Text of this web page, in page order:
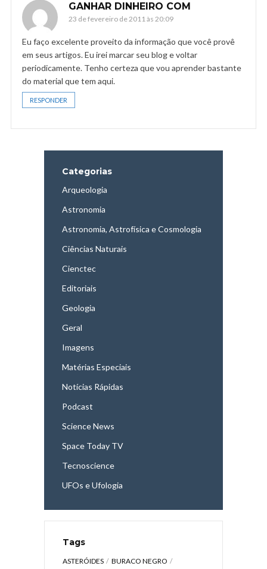
GANHAR DINHEIRO COM
23 de fevereiro de 2011 às 20:09
Eu faço excelente proveito da informação que você provê
em seus artigos. Eu irei marcar seu blog e voltar
periodicamente. Tenho certeza que vou aprender bastante
do material que tem aqui.
RESPONDER
Categorias
Arqueologia
Astronomia
Astronomia, Astrofísica e Cosmologia
Ciências Naturais
Cienctec
Editoriais
Geologia
Geral
Imagens
Matérias Especiais
Notícias Rápidas
Podcast
Science News
Space Today TV
Tecnoscience
UFOs e Ufologia
Tags
ASTERÓIDES
BURACO NEGRO